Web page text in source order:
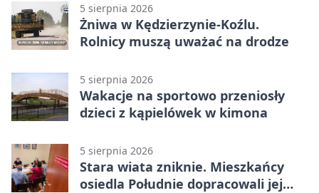
5 sierpnia 2026
Żniwa w Kędzierzynie-Koźlu.
Rolnicy muszą uważać na drodze
5 sierpnia 2026
Wakacje na sportowo przeniosły
dzieci z kąpielówek w kimona
5 sierpnia 2026
Stara wiata zniknie. Mieszkańcy
osiedla Południe dopracowali jej